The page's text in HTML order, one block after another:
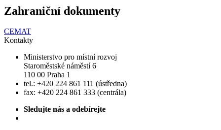
Zahraniční dokumenty
CEMAT
Kontakty
Ministerstvo pro místní rozvoj
Staroměstské náměstí 6
110 00 Praha 1
tel.: +420 224 861 111 (ústředna)
fax: +420 224 861 333 (centrála)
Sledujte nás a odebírejte